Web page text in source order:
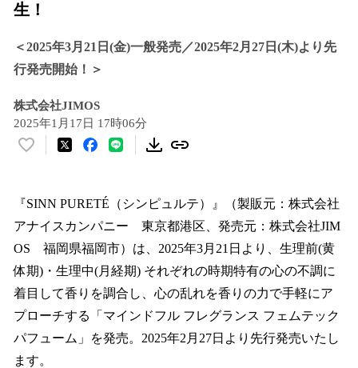
生！
＜2025年3月21日(金)一般発売／2025年2月27日(木)より先
行発売開始！＞
株式会社JIMOS
2025年1月17日 17時06分
い
！
数
を
読
み
込
み
中
で
す
『SINN PURETÉ（シンピュルテ）』（製販元：株式会社
アナイスカンパニー 東京都港区、発売元：株式会社JIM
OS 福岡県福岡市）は、2025年3月21日より、生理前(黄
体期)・生理中(月経期) それぞれの時期特有の心の不調に
着目して香りを調合し、心の乱れを香りの力で手軽にア
プローチする「マインドフル フレグランス フェムテック
パフューム」を発売。2025年2月27日より先行発売いたし
ます。